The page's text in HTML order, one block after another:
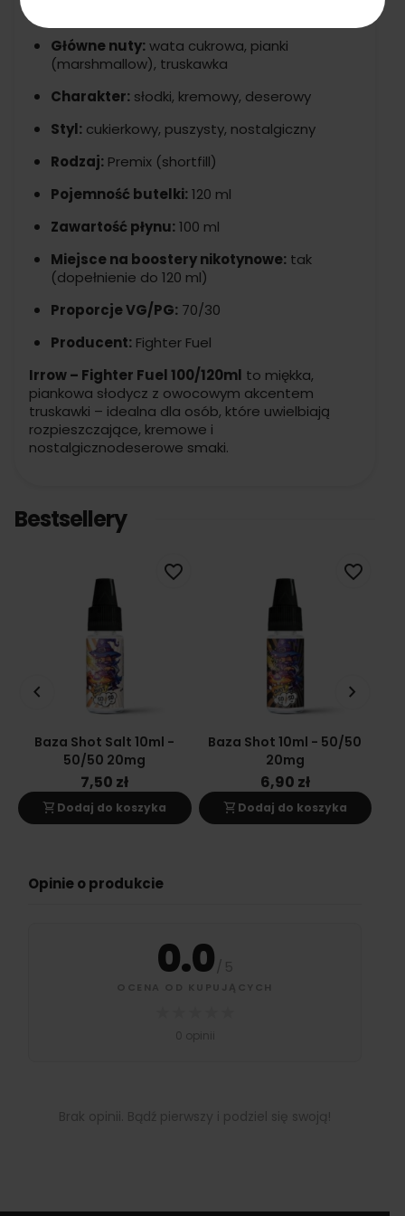
Główne nuty:wata cukrowa, pianki
(marshmallow), truskawka
Charakter: słodki, kremowy, deserowy
Styl: cukierkowy, puszysty, nostalgiczny
Rodzaj: Premix (shortfill)
Pojemność butelki:120 ml
Zawartość płynu:100 ml
Miejsce na boostery nikotynowe: tak
(dopełnienie do 120 ml)
Proporcje VG/PG: 70/30
Producent: Fighter Fuel
Irrow – Fighter Fuel 100/120ml to miękka,
piankowa słodycz z owocowym akcentem
truskawki – idealna dla osób, które uwielbiają
rozpieszczające, kremowe i
nostalgicznodeserowe smaki.
Bestsellery
Baza Shot Salt 10ml -
50/50 20mg
7,50 zł
shopping_cart Dodaj do koszyka
favorite_border
Baza Shot 10ml - 50/50
20mg
6,90 zł
shopping_cart Dodaj do koszyka
favorite_border
keyboard_arrow_left keyboard_arrow_right
Opinie o produkcie
0.0/ 5
OCENA OD KUPUJĄCYCH
0 opinii
Brak opinii. Bądź pierwszy i podziel się swoją!